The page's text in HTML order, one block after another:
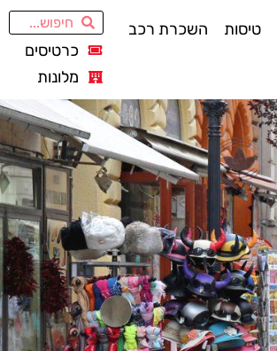
טיסות השכרת רכב
כרטיסים
מלונות